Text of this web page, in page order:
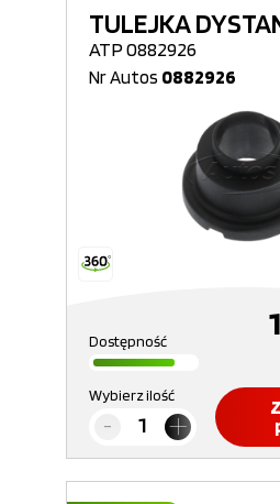
TULEJKA
ATP 0882926
Nr Autos 0882926
Dostępność
Wybierz ilość